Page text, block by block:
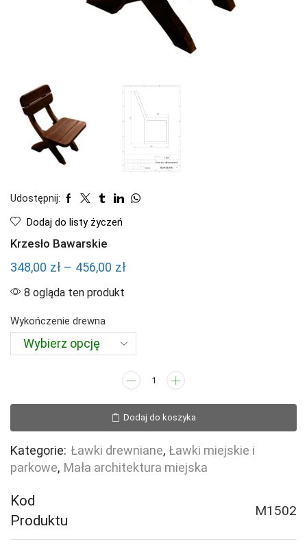
Udostępnij:
Dodaj do listy życzeń
Krzesło Bawarskie
348,00 zł – 456,00 złZakres
do
8 ogląda ten produkt
Wykończenie drewna
ilość
Bawarskie
Dodaj do koszyka
Kategorie: Ławki drewniane, Ławki miejskie i
parkowe, Mała architektura miejska
Kod
Produktu
M1502